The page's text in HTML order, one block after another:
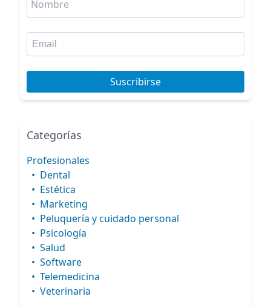
Suscribirse
Categorías
Profesionales
• Dental
• Estética
• Marketing
• Peluquería y cuidado personal
• Psicología
• Salud
• Software
• Telemedicina
• Veterinaria